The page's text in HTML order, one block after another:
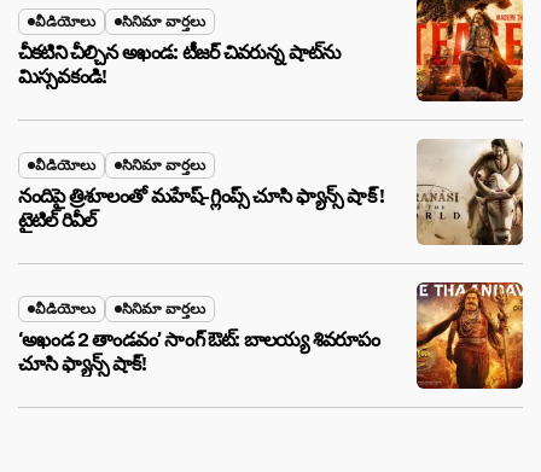
వీడియోలు సినిమా వార్తలు
చీకటిని చీల్చిన అఖండ: టీజర్ చివరున్న షాట్‌ను
మిస్సవకండి!
వీడియోలు సినిమా వార్తలు
నందిపై త్రిశూలంతో మహేష్-గ్లింప్స్ చూసి ఫ్యాన్స్ షాక్ !
టైటిల్ రివీల్
వీడియోలు సినిమా వార్తలు
‘అఖండ 2 తాండవం’ సాంగ్ ఔట్: బాలయ్య శివరూపం
చూసి ఫ్యాన్స్ షాక్!